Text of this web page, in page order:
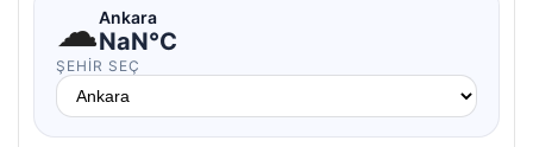
☁Ankara
NaN°C
ŞEHIR SEÇ